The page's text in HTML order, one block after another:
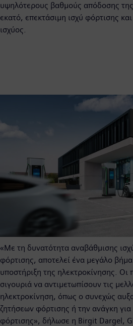
υψηλότερους βαθμούς απόδοσης
εκατό, επεκτάσιμη ισχύ φόρτισης
ισχύος.
«Με τη δυνατότητα αναβάθμισης
φόρτισης, αποτελεί ένα μεγάλο
υποστήριξη της ηλεκτροκίνησης.
σιγουριά να αντιμετωπίσουν τις
ηλεκτροκίνηση, όπως ο συνεχώς
ζητήσεων φόρτισης ή την ανάγκη
φόρτισης», δήλωσε η Birgit Dargel,